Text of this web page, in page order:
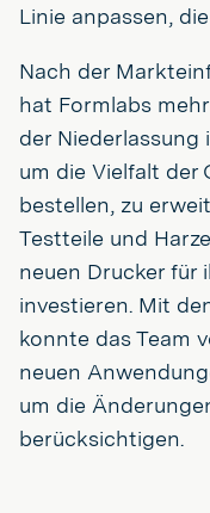
Linie anpassen,
Nach der
hat Formlabs
der Niederlassung
um die Vielfalt der
bestellen, zu
Testteile und
neuen Drucker für
investieren. Mit
konnte das Team
neuen
um die
berücksichtigen.